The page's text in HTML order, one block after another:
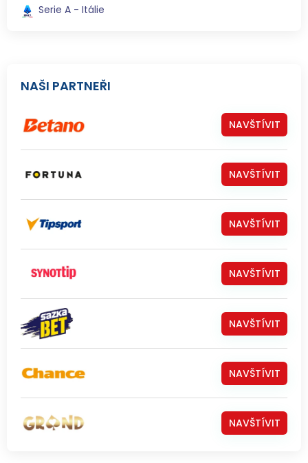
Serie A - Itálie
NAŠI PARTNEŘI
NAVŠTÍVIT
NAVŠTÍVIT
NAVŠTÍVIT
NAVŠTÍVIT
NAVŠTÍVIT
NAVŠTÍVIT
NAVŠTÍVIT